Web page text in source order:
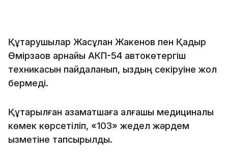
Құтқарушылар Жасұлан Жакенов пен Қадыр
Өмірзақов арнайы АКП-54 автокөтергіш
техникасын пайдаланып, қыздың секіруіне жол
бермеді.
Құтқарылған азаматшаға алғашқы медициналық
көмек көрсетіліп, «103» жедел жәрдем
қызметіне тапсырылды.